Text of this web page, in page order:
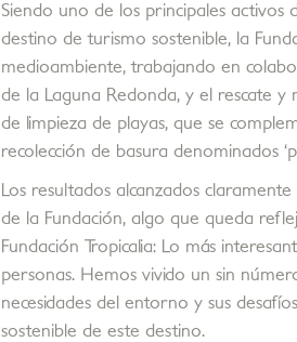
Siendo uno de los principales
destino de turismo sostenible, la
medioambiente, trabajando en
de la Laguna Redonda, y el rescate
de limpieza de playas, que se
recolección de basura denominados
Los resultados alcanzados
de la Fundación, algo que queda
Fundación Tropicalia: Lo más
personas. Hemos vivido un sin
necesidades del entorno y sus
sostenible de este destino.